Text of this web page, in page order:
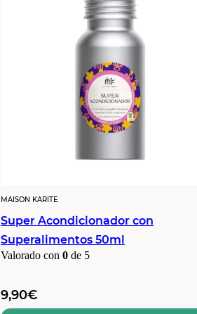
MAISON KARITE
Super Acondicionador con
Superalimentos 50ml
Valorado con 0 de 5
9,90€